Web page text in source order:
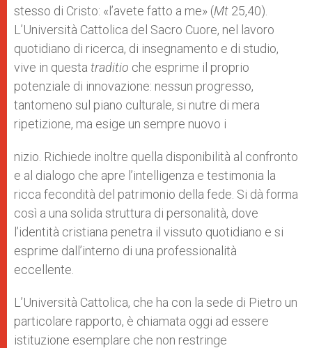
stesso di Cristo: «l’avete fatto a me» (Mt 25,40).
L’Università Cattolica del Sacro Cuore, nel lavoro
quotidiano di ricerca, di insegnamento e di studio,
vive in questa traditio che esprime il proprio
potenziale di innovazione: nessun progresso,
tantomeno sul piano culturale, si nutre di mera
ripetizione, ma esige un sempre nuovo i
nizio. Richiede inoltre quella disponibilità al confronto
e al dialogo che apre l’intelligenza e testimonia la
ricca fecondità del patrimonio della fede. Si dà forma
così a una solida struttura di personalità, dove
l’identità cristiana penetra il vissuto quotidiano e si
esprime dall’interno di una professionalità
eccellente.
L’Università Cattolica, che ha con la sede di Pietro un
particolare rapporto, è chiamata oggi ad essere
istituzione esemplare che non restringe